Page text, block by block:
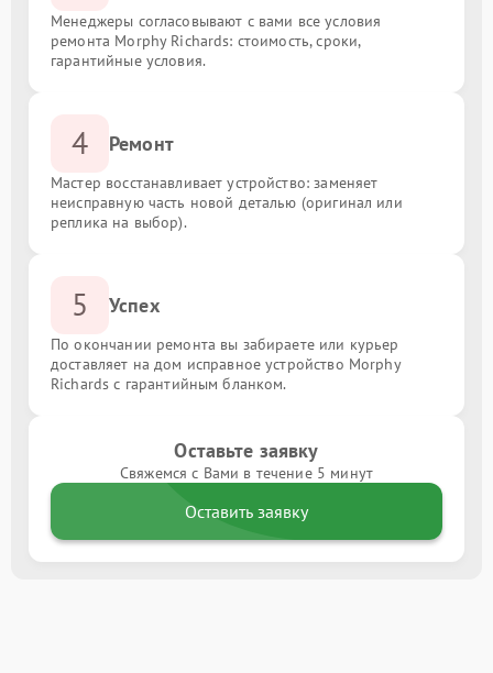
Менеджеры согласовывают с вами все условия
ремонта Morphy Richards: стоимость, сроки,
гарантийные условия.
4 Ремонт
Мастер восстанавливает устройство: заменяет
неисправную часть новой деталью (оригинал или
реплика на выбор).
5 Успех
По окончании ремонта вы забираете или курьер
доставляет на дом исправное устройство Morphy
Richards с гарантийным бланком.
Оставьте заявку
Свяжемся с Вами в течение 5 минут
Оставить заявку